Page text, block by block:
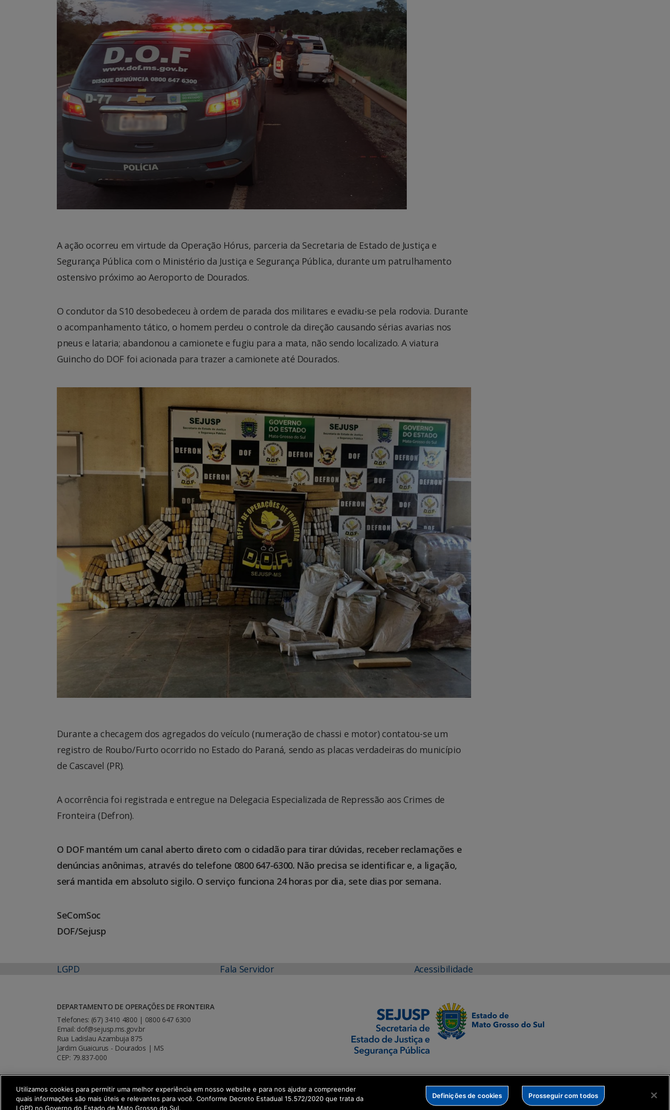
A ação ocorreu em virtude da Operação Hórus, parceria da Secretaria de Estado de Justiça e
Segurança Pública com o Ministério da Justiça e Segurança Pública, durante um patrulhamento
ostensivo próximo ao Aeroporto de Dourados.
O condutor da S10 desobedeceu à ordem de parada dos militares e evadiu-se pela rodovia. Durante
o acompanhamento tático, o homem perdeu o controle da direção causando sérias avarias nos
pneus e lataria; abandonou a camionete e fugiu para a mata, não sendo localizado. A viatura
Guincho do DOF foi acionada para trazer a camionete até Dourados.
Durante a checagem dos agregados do veículo (numeração de chassi e motor) contatou-se um
registro de Roubo/Furto ocorrido no Estado do Paraná, sendo as placas verdadeiras do município
de Cascavel (PR).
A ocorrência foi registrada e entregue na Delegacia Especializada de Repressão aos Crimes de
Fronteira (Defron).
O DOF mantém um canal aberto direto com o cidadão para tirar dúvidas, receber reclamações e
denúncias anônimas, através do telefone 0800 647-6300. Não precisa se identificar e, a ligação,
será mantida em absoluto sigilo. O serviço funciona 24 horas por dia, sete dias por semana.
SeComSoc
DOF/Sejusp
LGPD Fala Servidor Acessibilidade
DEPARTAMENTO DE OPERAÇÕES DE FRONTEIRA
Telefones: (67) 3410 4800 | 0800 647 6300
Email: dof@sejusp.ms.gov.br
Rua Ladislau Azambuja 875
Jardim Guaicurus - Dourados | MS
CEP: 79.837-000
SETDIG | Secretaria-Executiva de Transformação Digital
Utilizamos cookies para permitir uma melhor experiência em nosso website e para nos ajudar a compreender
quais informações são mais úteis e relevantes para você. Conforme Decreto Estadual 15.572/2020 que trata da
LGPD no Governo do Estado de Mato Grosso do Sul.
Definições de cookies Prosseguir com todos